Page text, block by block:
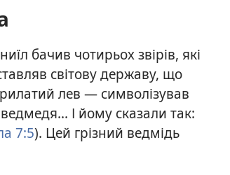
бачив чотирьох звірів, які
світову державу, що
лев — символізував
І йому сказали так:
7:5). Цей грізний ведмідь